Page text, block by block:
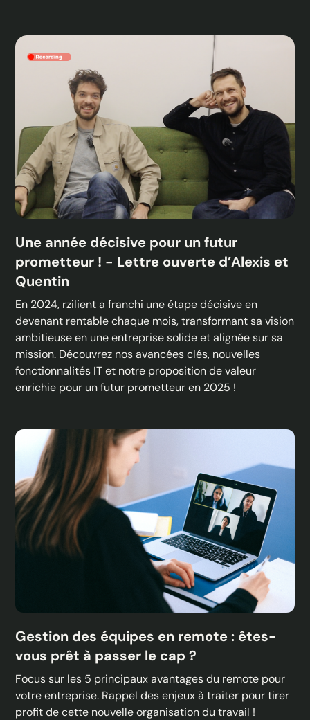
Une année décisive pour un futur
prometteur ! - Lettre ouverte d’Alexis et
Quentin
En 2024, rzilient a franchi une étape décisive en
devenant rentable chaque mois, transformant sa vision
ambitieuse en une entreprise solide et alignée sur sa
mission. Découvrez nos avancées clés, nouvelles
fonctionnalités IT et notre proposition de valeur
enrichie pour un futur prometteur en 2025 !
Gestion des équipes en remote : êtes-
vous prêt à passer le cap ?
Focus sur les 5 principaux avantages du remote pour
votre entreprise. Rappel des enjeux à traiter pour tirer
profit de cette nouvelle organisation du travail !